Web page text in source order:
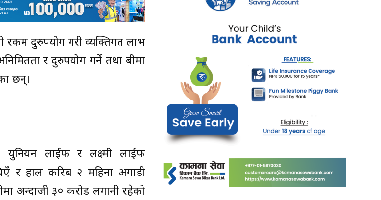
रकम दुरुपयोग गरी व्यक्तिगत लाभ
र दुरुपयोग गर्ने तथा बीमा
छन्।
युनियन लाईफ र लक्ष्मी लाईफ
र हाल करिब २ महिना अगाडी
अन्दाजी ३० करोड लगानी रहेको